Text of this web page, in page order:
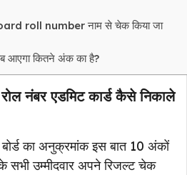
roll number नाम से चेक किया जा
आएगा कितने अंक का है?
रोल नंबर एडमिट कार्ड कैसे निकाले
का अनुक्रमांक इस बात 10 अंकों
उम्मीदवार अपने रिजल्ट चेक